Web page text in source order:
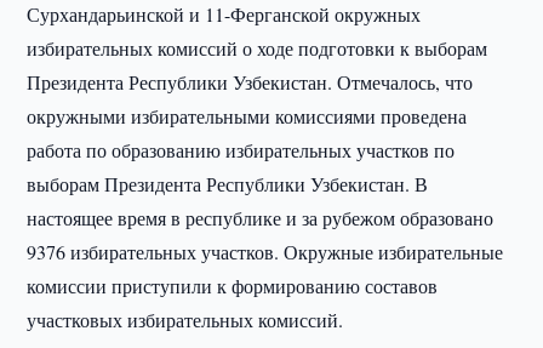
Сурхандарьинской и 11-Ферганской окружных
избирательных комиссий о ходе подготовки к выборам
Президента Республики Узбекистан. Отмечалось, что
окружными избирательными комиссиями проведена
работа по образованию избирательных участков по
выборам Президента Республики Узбекистан. В
настоящее время в республике и за рубежом образовано
9376 избирательных участков. Окружные избирательные
комиссии приступили к формированию составов
участковых избирательных комиссий.